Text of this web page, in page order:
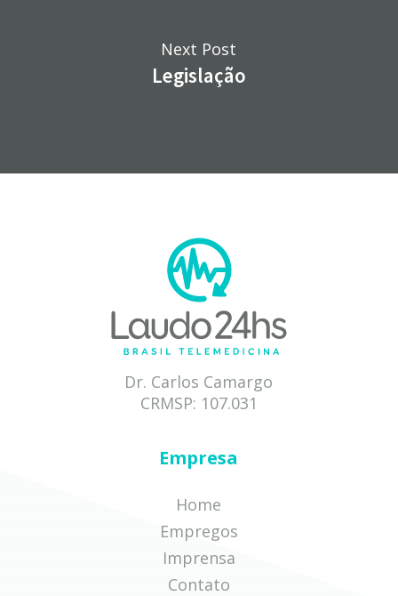
Next Post
Legislação
Dr. Carlos Camargo
CRMSP: 107.031
Empresa
Home
Empregos
Imprensa
Contato